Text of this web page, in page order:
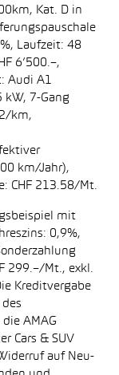
Kat. D in
Laufzeit: 48
6’500.–,
Audi A1
kW, 7-Gang
km,
km/Jahr),
CHF 213.58/Mt.
mit
0,9%,
299.–/Mt., exkl.
Kreditvergabe
AMAG
Cars & SUV
auf Neu-